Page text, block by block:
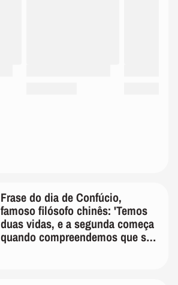
Frase do dia de Confúcio,
famoso filósofo chinês: 'Temos
duas vidas, e a segunda começa
quando compreendemos que só